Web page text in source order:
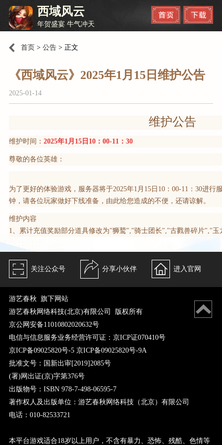
西域风云
年贺盛宴 牛气冲天
首页> 公告> 正文
《西域风云》2025年1月15日维护公告
2025-01-14
维护公告
维护时间： 2025年1月15日10：00-11：30
尊敬的各位英雄：
为了更好的体验游戏，服务器将于2025年1月15日10：00-11：30进行
钟，请各位玩家做好下线准备，由此给您造成的不便，还请谅解。
维护内容
1、累计充值奖励部分道具修改为"狮鹫","骑士团长","古戮兽碎片","
关注公众号 分享小伙伴 进入官网
游艺春秋 旗下网站
游艺春秋网络科技(北京)有限公司 版权所有
京公网安备11010802020632号
电信与信息服务业务经营许可证：京ICP证070410号
京ICP备09025820号-5 京ICP备09025820号-9A
批准文号：国新出审[2019]2085号
(署)网出证(京)字第376号
出版物号：ISBN 978-7-498-06595-7
著作权人及出版单位：游艺春秋网络科技（北京）有限公司
电话：010-82533721
本平台游戏适合18岁以上用户，不含有暴力、恐怖、残酷、色情等